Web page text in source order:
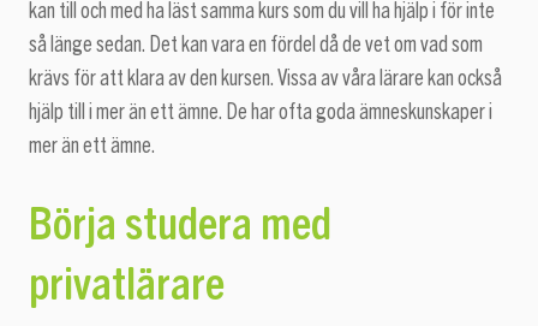
kan till och med ha läst samma kurs som du vill ha hjälp i för inte
så länge sedan. Det kan vara en fördel då de vet om vad som
krävs för att klara av den kursen. Vissa av våra lärare kan också
hjälp till i mer än ett ämne. De har ofta goda ämneskunskaper i
mer än ett ämne.
Börja studera med
privatlärare